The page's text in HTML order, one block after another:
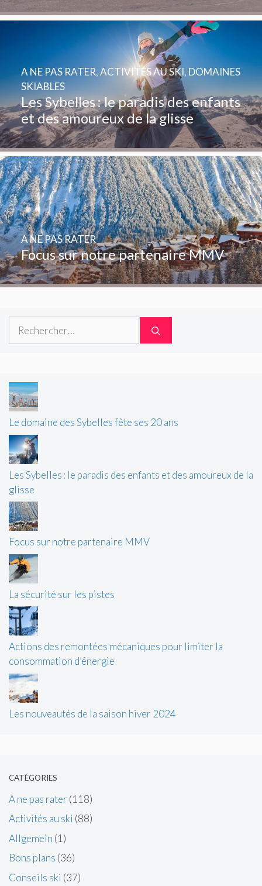
Les Sybelles : le paradis des enfants
et des amoureux de la glisse
A NE PAS RATER,ACTIVITÉS AU SKI, DOMAINES
SKIABLES
Focus sur notre partenaire MMV
A NE PAS RATER
Rechercher :
Le domaine des Sybelles fête ses 20 ans
Les Sybelles : le paradis des enfants et des amoureux de la
glisse
Focus sur notre partenaire MMV
La sécurité sur les pistes
Actions des remontées mécaniques pour limiter la
consommation d’énergie
Les nouveautés de la saison hiver 2024
CATÉGORIES
A ne pas rater (118)
Activités au ski (88)
Allgemein (1)
Bons plans (36)
Conseils ski (37)